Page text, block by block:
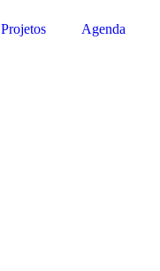
Projetos Agenda